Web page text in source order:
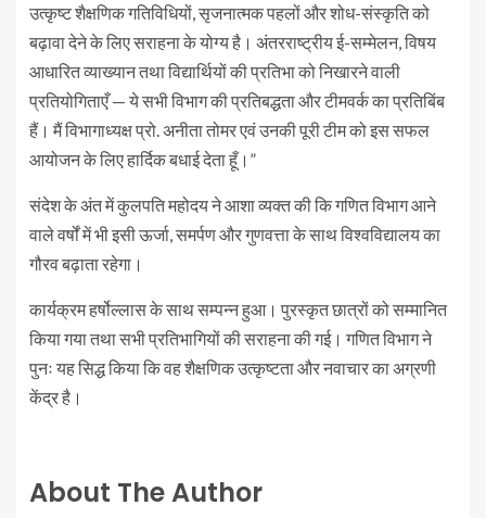
उत्कृष्ट शैक्षणिक गतिविधियों, सृजनात्मक पहलों और शोध-संस्कृति को
बढ़ावा देने के लिए सराहना के योग्य है। अंतरराष्ट्रीय ई-सम्मेलन, विषय
आधारित व्याख्यान तथा विद्यार्थियों की प्रतिभा को निखारने वाली
प्रतियोगिताएँ — ये सभी विभाग की प्रतिबद्धता और टीमवर्क का प्रतिबिंब
हैं। मैं विभागाध्यक्ष प्रो. अनीता तोमर एवं उनकी पूरी टीम को इस सफल
आयोजन के लिए हार्दिक बधाई देता हूँ।”
संदेश के अंत में कुलपति महोदय ने आशा व्यक्त की कि गणित विभाग आने
वाले वर्षों में भी इसी ऊर्जा, समर्पण और गुणवत्ता के साथ विश्वविद्यालय का
गौरव बढ़ाता रहेगा।
कार्यक्रम हर्षोल्लास के साथ सम्पन्न हुआ। पुरस्कृत छात्रों को सम्मानित
किया गया तथा सभी प्रतिभागियों की सराहना की गई। गणित विभाग ने
पुनः यह सिद्ध किया कि वह शैक्षणिक उत्कृष्टता और नवाचार का अग्रणी
केंद्र है।
About The Author